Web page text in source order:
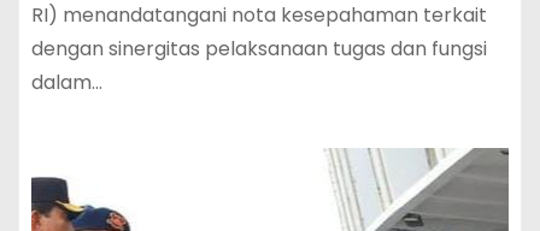
RI) menandatangani nota kesepahaman terkait
dengan sinergitas pelaksanaan tugas dan fungsi
dalam…